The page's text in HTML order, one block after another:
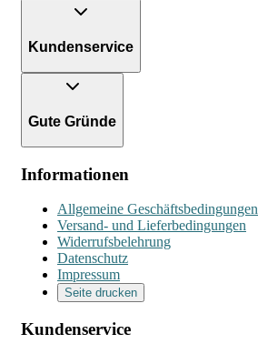
Kundenservice
Gute Gründe
Informationen
Allgemeine Geschäftsbedingungen
Versand- und Lieferbedingungen
Widerrufsbelehrung
Datenschutz
Impressum
Seite drucken
Kundenservice